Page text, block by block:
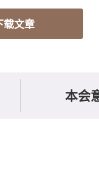
载文章
本会